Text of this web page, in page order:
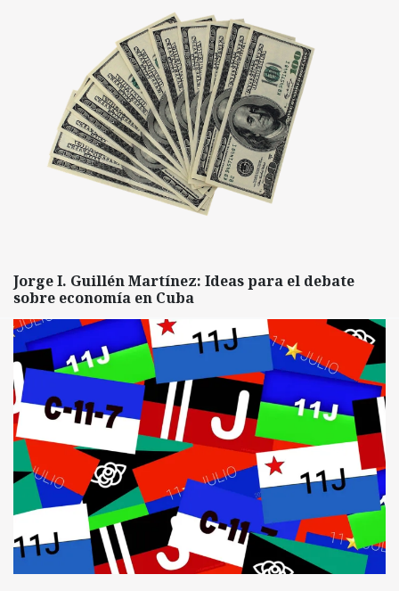
Jorge I. Guillén Martínez: Ideas para el debate
sobre economía en Cuba